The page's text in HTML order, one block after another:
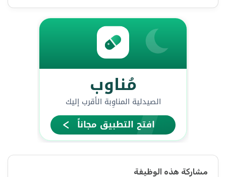
مشاركة هذه الوظيفة